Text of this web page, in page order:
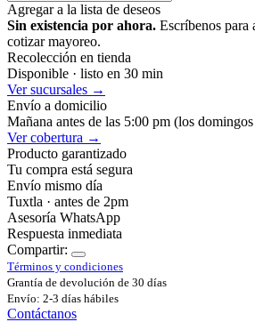
Agregar a la lista de deseos
Sin existencia por ahora. Escríbenos para
cotizar mayoreo.
Recolección en tienda
Disponible · listo en 30 min
Ver sucursales →
Envío a domicilio
Mañana antes de las 5:00 pm (los
Ver cobertura →
Producto garantizado
Tu compra está segura
Envío mismo día
Tuxtla · antes de 2pm
Asesoría WhatsApp
Respuesta inmediata
Compartir:
Términos y condiciones
Grantía de devolución de 30 días
Envío: 2-3 días hábiles
Contáctanos